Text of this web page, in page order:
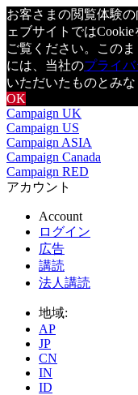
お客さまの閲覧体験
ェブサイトでは
ご覧ください。この
には、当社のプライ
いただいたものとみな
OK
Campaign UK
Campaign US
Campaign ASIA
Campaign Canada
Campaign RED
アカウント
Account
ログイン
広告
講読
法人講読
地域:
AP
JP
CN
IN
ID